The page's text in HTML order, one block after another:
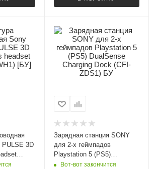
3D
[БУ]
Зарядная станция SONY
для 2-х геймпадов
Playstation 5 (PS5)
DualSense Charging Dock
Вот-вот закончится